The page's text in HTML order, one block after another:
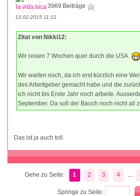
3969 Beiträge
13.02.2015 11:12
Zitat von Nikki12:
Wir reisen 7 Wochen quer durch die USA.
Wir warten noch, da ich erst kürzlich eine
des Arbeitgeber gemacht habe und die
ich nicht bis Ende Jahr noch arbeite.
September. Da soll der Bauch noch nicht all
Das ist ja auch toll.
Gehe zu Seite: 1 2 3 4 ...
Springe zu Seite: